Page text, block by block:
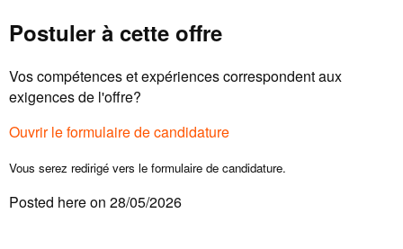
Postuler à cette offre
Vos compétences et expériences correspondent aux
exigences de l'offre?
Ouvrir le formulaire de candidature
Vous serez redirigé vers le formulaire de candidature.
Posted here on 28/05/2026